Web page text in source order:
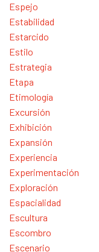
Espejo
Estabilidad
Estarcido
Estilo
Estrategia
Etapa
Etimología
Excursión
Exhibición
Expansión
Experiencia
Experimentación
Exploración
Espacialidad
Escultura
Escombro
Escenario